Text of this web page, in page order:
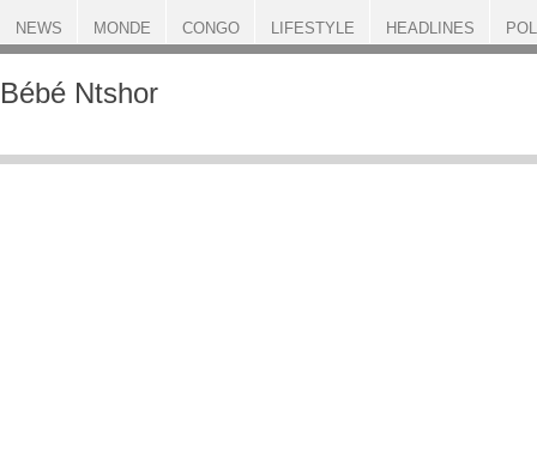
ACCUEIL
Bébé Ntshor
NEWS MONDE CONGO LIFESTYLE HEADLINES